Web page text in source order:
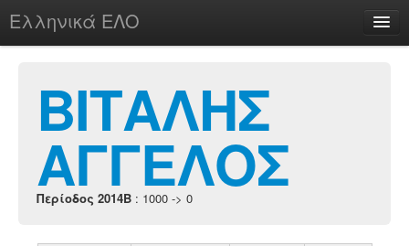
Ελληνικά ΕΛΟ
chesstu.be @ discord
Login
ΒΙΤΑΛΗΣ
ΑΓΓΕΛΟΣ
Περίοδος 2014B : 1000 -> 0